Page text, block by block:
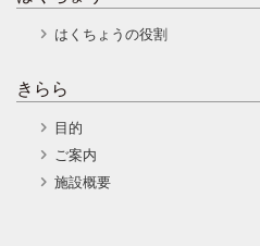
はくちょうの役割
きらら
目的
ご案内
施設概要